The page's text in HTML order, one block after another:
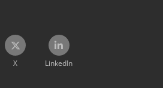
X LinkedIn